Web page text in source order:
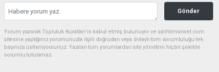
Gönder
Yorum yazarak Topluluk Kuralları’nı kabul etmiş bulunuyor ve salihlimanset.com
sitesine yaptığınız yorumunuzla ilgili doğrudan veya dolaylı tüm sorumluluğu tek
başınıza üstleniyorsunuz. Yazılan tüm yorumlardan site yönetimi hiçbir şekilde
sorumlu tutulamaz.